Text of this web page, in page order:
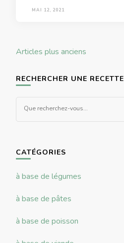
MAI 12, 2021
Navigation
articles
Articles plus anciens
RECHERCHER UNE RECETTE
CATÉGORIES
à base de légumes
à base de pâtes
à base de poisson